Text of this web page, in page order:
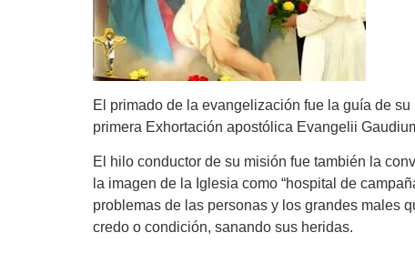
El primado de la evangelización fue la guía de
primera Exhortación apostólica Evangelii
El hilo conductor de su misión fue también la
la imagen de la Iglesia como “hospital de
problemas de las personas y los grandes males
credo o condición, sanando sus heridas.